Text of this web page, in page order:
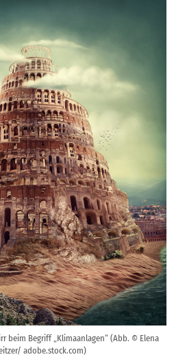
beim Begriff „Klimaanlagen“ (Abb. © Elena
adobe.stock.com)